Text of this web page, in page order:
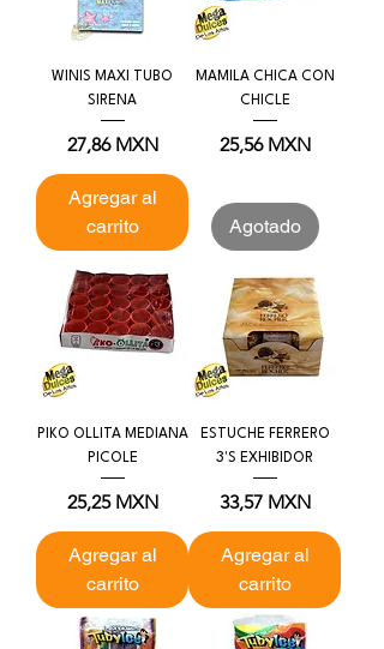
WINIS MAXI TUBO
SIRENA
Precio
27,86 MXN
Agregar al
carrito
MAMILA CHICA CON
CHICLE
Precio
25,56 MXN
Agotado
PIKO OLLITA MEDIANA
PICOLE
Precio
25,25 MXN
Agregar al
carrito
ESTUCHE FERRERO
3'S EXHIBIDOR
Precio
33,57 MXN
Agregar al
carrito